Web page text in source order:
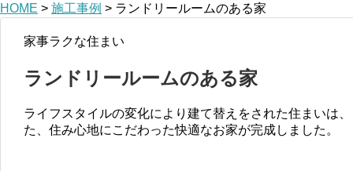
HOME > 施工事例 > ランドリールームのある家
家事ラクな住まい
ランドリールームのある家
ライフスタイルの変化により建て替えをされた住まいは
た、住み心地にこだわった快適なお家が完成しました。